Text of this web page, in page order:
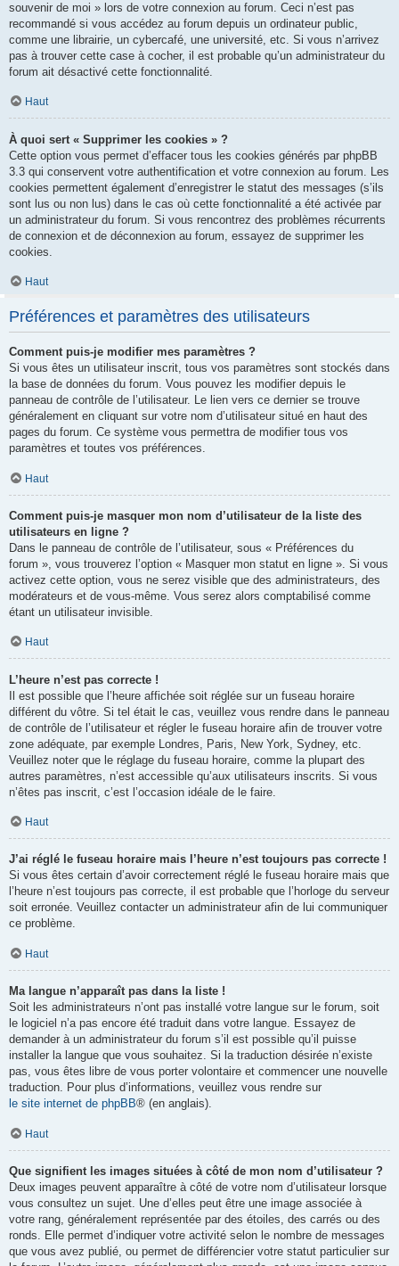
souvenir de moi » lors de votre connexion au forum. Ceci n’est pas
recommandé si vous accédez au forum depuis un ordinateur public,
comme une librairie, un cybercafé, une université, etc. Si vous n’arrivez
pas à trouver cette case à cocher, il est probable qu’un administrateur du
forum ait désactivé cette fonctionnalité.
Haut
À quoi sert « Supprimer les cookies » ?
Cette option vous permet d’effacer tous les cookies générés par phpBB
3.3 qui conservent votre authentification et votre connexion au forum. Les
cookies permettent également d’enregistrer le statut des messages (s’ils
sont lus ou non lus) dans le cas où cette fonctionnalité a été activée par
un administrateur du forum. Si vous rencontrez des problèmes récurrents
de connexion et de déconnexion au forum, essayez de supprimer les
cookies.
Haut
Préférences et paramètres des utilisateurs
Comment puis-je modifier mes paramètres ?
Si vous êtes un utilisateur inscrit, tous vos paramètres sont stockés dans
la base de données du forum. Vous pouvez les modifier depuis le
panneau de contrôle de l’utilisateur. Le lien vers ce dernier se trouve
généralement en cliquant sur votre nom d’utilisateur situé en haut des
pages du forum. Ce système vous permettra de modifier tous vos
paramètres et toutes vos préférences.
Haut
Comment puis-je masquer mon nom d’utilisateur de la liste des
utilisateurs en ligne ?
Dans le panneau de contrôle de l’utilisateur, sous « Préférences du
forum », vous trouverez l’option « Masquer mon statut en ligne ». Si vous
activez cette option, vous ne serez visible que des administrateurs, des
modérateurs et de vous-même. Vous serez alors comptabilisé comme
étant un utilisateur invisible.
Haut
L’heure n’est pas correcte !
Il est possible que l’heure affichée soit réglée sur un fuseau horaire
différent du vôtre. Si tel était le cas, veuillez vous rendre dans le panneau
de contrôle de l’utilisateur et régler le fuseau horaire afin de trouver votre
zone adéquate, par exemple Londres, Paris, New York, Sydney, etc.
Veuillez noter que le réglage du fuseau horaire, comme la plupart des
autres paramètres, n’est accessible qu’aux utilisateurs inscrits. Si vous
n’êtes pas inscrit, c’est l’occasion idéale de le faire.
Haut
J’ai réglé le fuseau horaire mais l’heure n’est toujours pas correcte !
Si vous êtes certain d’avoir correctement réglé le fuseau horaire mais que
l’heure n’est toujours pas correcte, il est probable que l’horloge du serveur
soit erronée. Veuillez contacter un administrateur afin de lui communiquer
ce problème.
Haut
Ma langue n’apparaît pas dans la liste !
Soit les administrateurs n’ont pas installé votre langue sur le forum, soit
le logiciel n’a pas encore été traduit dans votre langue. Essayez de
demander à un administrateur du forum s’il est possible qu’il puisse
installer la langue que vous souhaitez. Si la traduction désirée n’existe
pas, vous êtes libre de vous porter volontaire et commencer une nouvelle
traduction. Pour plus d’informations, veuillez vous rendre sur
le site internet de phpBB® (en anglais).
Haut
Que signifient les images situées à côté de mon nom d’utilisateur ?
Deux images peuvent apparaître à côté de votre nom d’utilisateur lorsque
vous consultez un sujet. Une d’elles peut être une image associée à
votre rang, généralement représentée par des étoiles, des carrés ou des
ronds. Elle permet d’indiquer votre activité selon le nombre de messages
que vous avez publié, ou permet de différencier votre statut particulier sur